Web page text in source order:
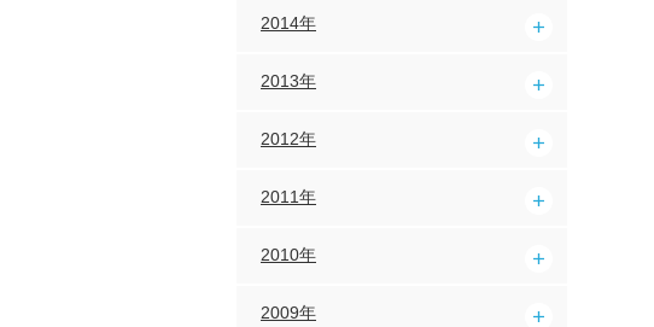
2014年
2013年
2012年
2011年
2010年
2009年